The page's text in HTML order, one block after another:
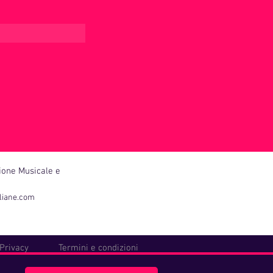
Musicale e
Privacy Termini e condizioni